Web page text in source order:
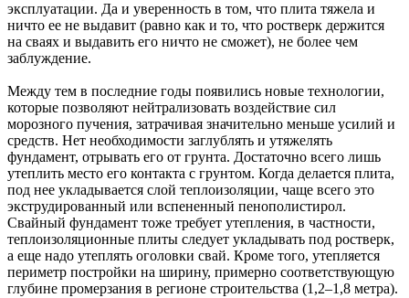
эксплуатации. Да и уверенность в том, что плита тяжела и
ничто ее не выдавит (равно как и то, что ростверк держится
на сваях и выдавить его ничто не сможет), не более чем
заблуждение.
Между тем в последние годы появились новые технологии,
которые позволяют нейтрализовать воздействие сил
морозного пучения, затрачивая значительно меньше усилий и
средств. Нет необходимости заглублять и утяжелять
фундамент, отрывать его от грунта. Достаточно всего лишь
утеплить место его контакта с грунтом. Когда делается плита,
под нее укладывается слой теплоизоляции, чаще всего это
экструдированный или вспененный пенополистирол.
Свайный фундамент тоже требует утепления, в частности,
теплоизоляционные плиты следует укладывать под ростверк,
а еще надо утеплять оголовки свай. Кроме того, утепляется
периметр постройки на ширину, примерно соответствующую
глубине промерзания в регионе строительства (1,2–1,8 метра).